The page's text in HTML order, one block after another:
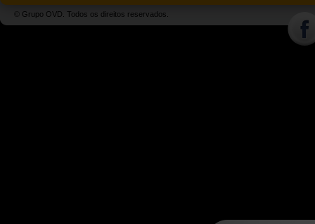
© Grupo OVD. Todos os direitos reservados.